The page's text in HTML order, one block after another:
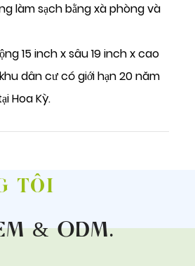
làm sạch bằng xà phòng và
15 inch x sâu 19 inch x cao
dân cư có giới hạn 20 năm
Hoa Kỳ.
TÔI
& ODM.